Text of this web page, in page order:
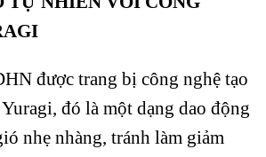
được trang bị công nghệ tạo
đó là một dạng dao động
nhẹ nhàng, tránh làm giảm